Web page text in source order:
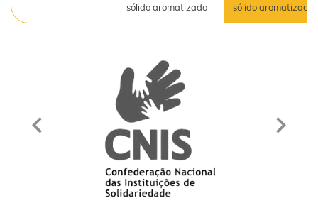
sólido aromatizado
sólido aromatizado